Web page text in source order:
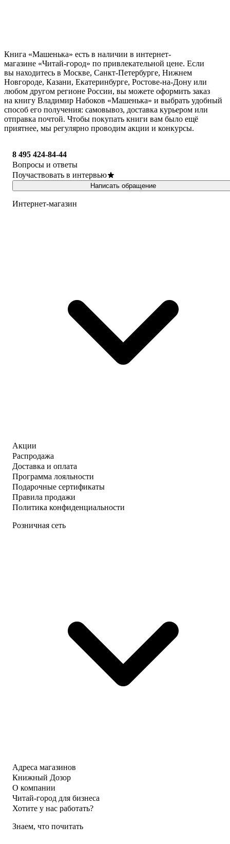
Книга «Машенька» есть в наличии в интернет-
магазине «Читай-город» по привлекательной цене. Если
вы находитесь в Москве, Санкт-Петербурге, Нижнем
Новгороде, Казани, Екатеринбурге, Ростове-на-Дону или
любом другом регионе России, вы можете оформить заказ
на книгу Владимир Набоков «Машенька» и выбрать удобный
способ его получения: самовывоз, доставка курьером или
отправка почтой. Чтобы покупать книги вам было ещё
приятнее, мы регулярно проводим акции и конкурсы.
8 495 424-84-44
Вопросы и ответы
Поучаствовать в интервью
Написать обращение
Интернет-магазин
Акции
Распродажа
Доставка и оплата
Программа лояльности
Подарочные сертификаты
Правила продажи
Политика конфиденциальности
Розничная сеть
Адреса магазинов
Книжный Дозор
О компании
Читай-город для бизнеса
Хотите у нас работать?
Знаем, что почитать